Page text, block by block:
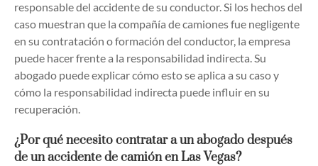
responsable del accidente de su conductor. Si los hechos del
caso muestran que la compañía de camiones fue negligente
en su contratación o formación del conductor, la empresa
puede hacer frente a la responsabilidad indirecta. Su
abogado puede explicar cómo esto se aplica a su caso y
cómo la responsabilidad indirecta puede influir en su
recuperación.
¿Por qué necesito contratar a un abogado después
de un accidente de camión en Las Vegas?